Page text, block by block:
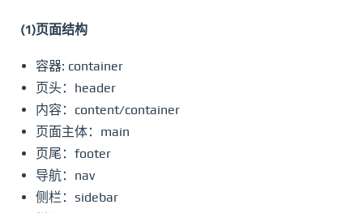
(1)页面结构
容器: container
页头：header
内容：content/container
页面主体：main
页尾：footer
导航：nav
侧栏：sidebar